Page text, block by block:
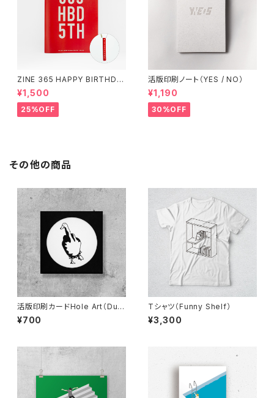
ZINE 365 HAPPY BIRTHDA
Y（アクリルキーホルダー付き）
¥1,500
25%OFF
活版印刷ノート（YES / NO）
¥1,190
30%OFF
その他の商品
活版印刷カードHole Art（Duc
k You）
¥700
Tシャツ（Funny Shelf）
¥3,300